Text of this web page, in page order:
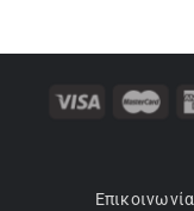
Επικοινωνία